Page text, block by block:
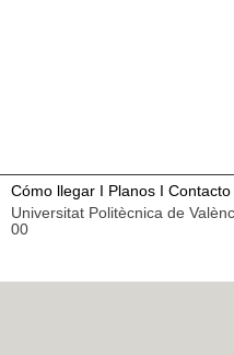
Cómo llegar I Planos I Contacto
Universitat Politècnica de
00